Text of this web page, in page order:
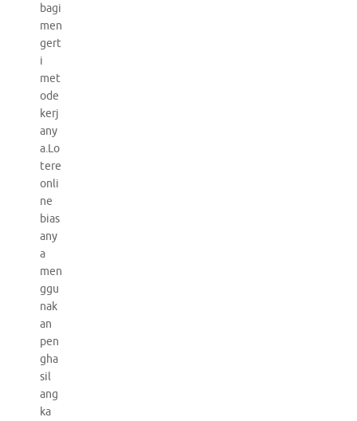
bagi
men
gert
i
met
ode
kerj
any
a.Lo
tere
onli
ne
bias
any
a
men
ggu
nak
an
pen
gha
sil
ang
ka